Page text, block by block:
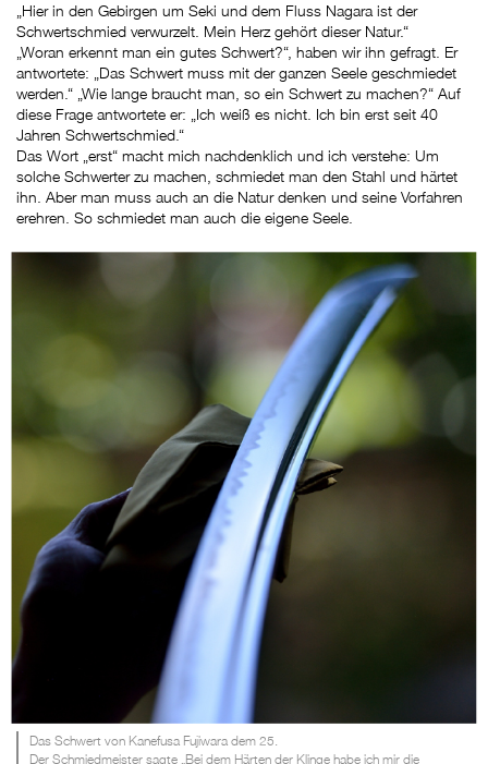
„Hier in den Gebirgen um Seki und dem Fluss Nagara ist der
Schwertschmied verwurzelt. Mein Herz gehört dieser Natur.“
„Woran erkennt man ein gutes Schwert?“, haben wir ihn gefragt. Er
antwortete: „Das Schwert muss mit der ganzen Seele geschmiedet
werden.“ „Wie lange braucht man, so ein Schwert zu machen?“ Auf
diese Frage antwortete er: „Ich weiß es nicht. Ich bin erst seit 40
Jahren Schwertschmied.“
Das Wort „erst“ macht mich nachdenklich und ich verstehe: Um
solche Schwerter zu machen, schmiedet man den Stahl und härtet
ihn. Aber man muss auch an die Natur denken und seine Vorfahren
erehren. So schmiedet man auch die eigene Seele.
Das Schwert von Kanefusa Fujiwara dem 25.
Der Schmiedmeister sagte „Bei dem Härten der Klinge habe ich mir die